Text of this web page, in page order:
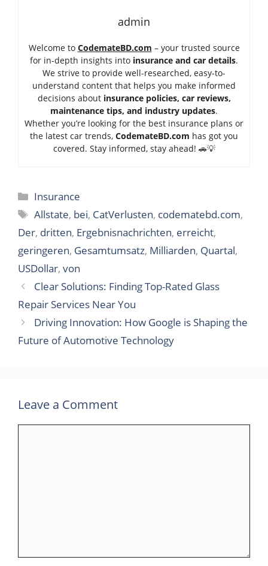
admin
Welcome to CodemateBD.com – your trusted source
for in-depth insights into insurance and car details.
We strive to provide well-researched, easy-to-
understand content that helps you make informed
decisions about insurance policies, car reviews,
maintenance tips, and industry updates.
Whether you’re looking for the best insurance plans or
the latest car trends, CodemateBD.com has got you
covered. Stay informed, stay ahead! 🚗💡
Categories
Insurance
Tags
Allstate, bei, CatVerlusten, codematebd.com,
Der, dritten, Ergebnisnachrichten, erreicht,
geringeren, Gesamtumsatz, Milliarden, Quartal,
USDollar, von
Clear Solutions: Finding Top-Rated Glass
Repair Services Near You
Driving Innovation: How Google is Shaping the
Future of Automotive Technology
Leave a Comment